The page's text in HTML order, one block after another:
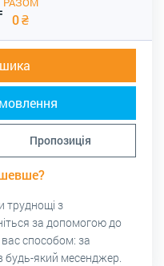
0₴
Пропозиція
труднощі з
за допомогою до
способом: за
будь-який месенджер.